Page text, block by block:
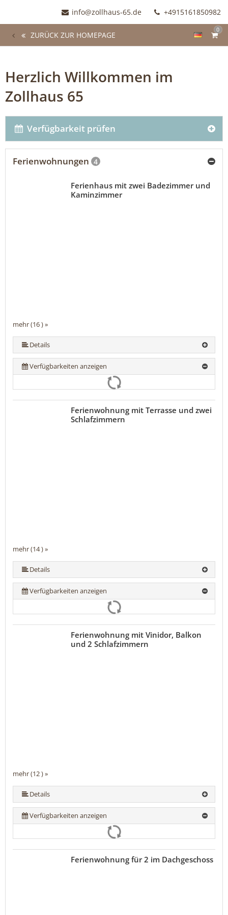
info@zollhaus-65.de +4915161850982
0
ZURÜCK ZUR HOMEPAGE
Herzlich Willkommen im
Zollhaus 65
Verfügbarkeit prüfen
Ferienwohnungen 4
mehr (16 ) »
mehr (16 ) »
mehr (16 ) »
mehr (16 ) »
mehr (16 ) »
mehr (16 ) »
mehr (16 ) »
mehr (16 ) »
mehr (16 ) »
mehr (16 ) »
mehr (16 ) »
mehr (16 ) »
mehr (16 ) »
Ferienhaus mit zwei Badezimmer und
Kaminzimmer
Details
Verfügbarkeiten anzeigen
mehr (14 ) »
mehr (14 ) »
mehr (14 ) »
mehr (14 ) »
mehr (14 ) »
mehr (14 ) »
mehr (14 ) »
mehr (14 ) »
mehr (14 ) »
mehr (14 ) »
mehr (14 ) »
Ferienwohnung mit Terrasse und zwei
Schlafzimmern
Details
Verfügbarkeiten anzeigen
mehr (12 ) »
mehr (12 ) »
mehr (12 ) »
mehr (12 ) »
mehr (12 ) »
mehr (12 ) »
mehr (12 ) »
mehr (12 ) »
mehr (12 ) »
Ferienwohnung mit Vinidor, Balkon
und 2 Schlafzimmern
Details
Verfügbarkeiten anzeigen
Ferienwohnung für 2 im Dachgeschoss